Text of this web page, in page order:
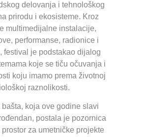
delovanja i tehnološkog
prirodu i ekosisteme. Kroz
multimedijalne instalacije,
performanse, radionice i
festival je podstakao dijalog
koje se tiču očuvanja i
koju imamo prema životnoj
raznolikosti.
bašta, koja ove godine slavi
postala je pozornica
za umetničke projekte